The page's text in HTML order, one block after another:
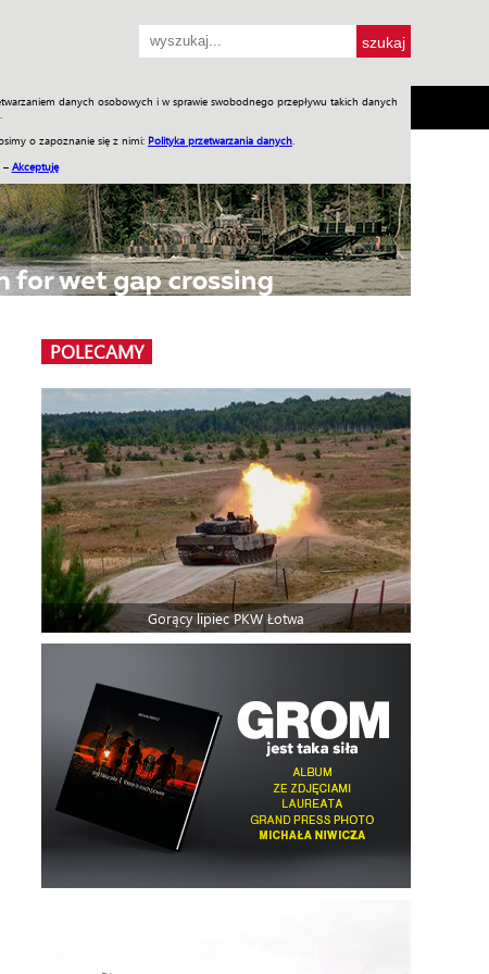
danych osobowych i w sprawie swobodnego przepływu takich danych
o zapoznanie się z nimi: Polityka przetwarzania danych
– Akceptuję
SKLEP Jednodniówki Praca w WIW
POLECAMY
Gorący lipiec PKW Łotwa